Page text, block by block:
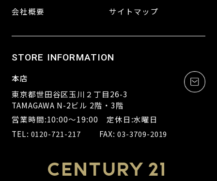
会社概要
サイトマップ
STORE INFORMATION
本店
東京都世田谷区玉川２丁目26-3
TAMAGAWA N-2ビル 2階・3階
営業時間:10:00～19:00 定休日:水曜日
TEL: 0120-721-217 FAX:03-3709-2019